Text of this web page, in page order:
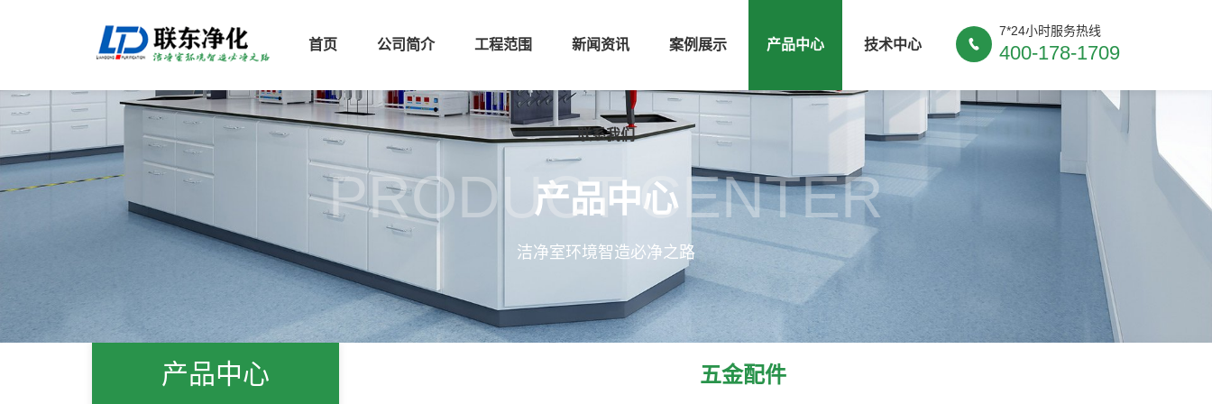
7*24小时服务热线
400-178-1709
首页 公司简介 工程范围 新闻资讯 案例展示 产品中心 技术中心
联系我们
PRODUCT CENTER
产品中心
洁净室环境智造必净之路
产品中心 五金配件